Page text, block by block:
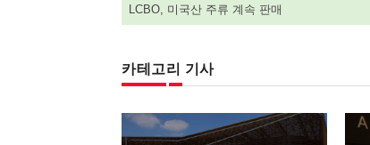
LCBO, 미국산 주류 계속 판매
카테고리 기사